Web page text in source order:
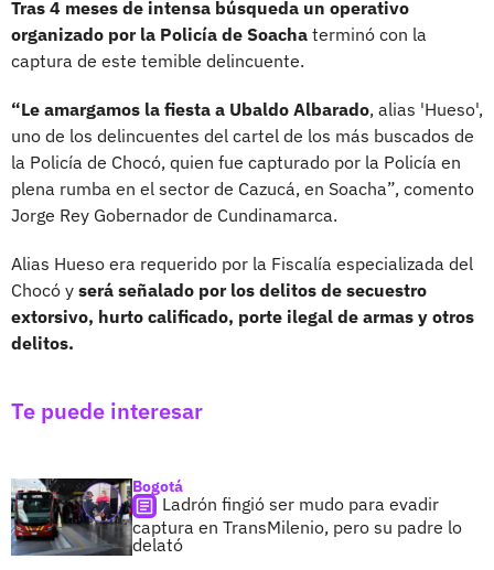
Tras 4 meses de intensa búsqueda un operativo
organizado por la Policía de Soacha terminó con la
captura de este temible delincuente.
“Le amargamos la fiesta a Ubaldo Albarado, alias 'Hueso',
uno de los delincuentes del cartel de los más buscados de
la Policía de Chocó, quien fue capturado por la Policía en
plena rumba en el sector de Cazucá, en Soacha”, comento
Jorge Rey Gobernador de Cundinamarca.
Alias Hueso era requerido por la Fiscalía especializada del
Chocó y será señalado por los delitos de secuestro
extorsivo, hurto calificado, porte ilegal de armas y otros
delitos.
Te puede interesar
Bogotá
Ladrón fingió ser mudo para evadir
captura en TransMilenio, pero su padre lo
delató